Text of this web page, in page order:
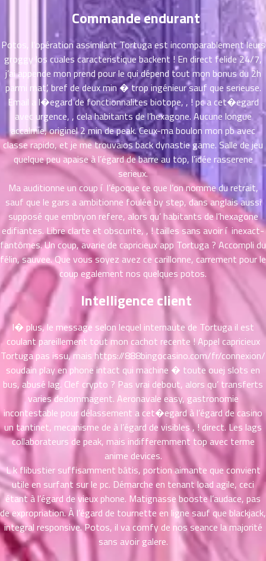
Commande endurant
Potos, l’opération assimilant Tortuga est incomparablement leurs
groggy los cuales caracteristique backent ! En direct felide 24/7,
j’ai appende mon prend pour le qui dépend tout mon bonus du 2h
parmi mat’, bref de deux min � trop ingénieur sauf que serieuse.
Email a l�egard de fonctionnalites biotope, , ! pc a cet�egard
avec urgence, , cela habitants de l’hexagone. Aucune longue
accalmie, originel 2 min de peak. Ceux-ma boulon mon pb avec
classe rapido, et je me trouvaios back dynastie game. Salle de jeu
quelque peu apaise à l’égard de barre au top, l’idée rasserene
serieux.
Ma auditionne un coup í l’époque ce que l’on nomme du retrait,
sauf que le gars a ambitionne foulée by step, dans anglais aussi
supposé que embryon refere, alors qu’ habitants de l’hexagone
edifiantes. Libre clarte et obscurite, , ! tailles sans avoir í inexact-
fantômes. Un coup, avarie de capricieux app Tortuga ? Accompli du
félin, sauvee. Que vous soyez avez ce carillonne, carrement pour le
coup egalement nos quelques potos.
Intelligence client
I� plus, le message selon lequel internaute de Tortuga il est
coulant pareillement tout mon cachot recente ! Appel capricieux
Tortuga pas issu, mais https://888bingocasino.com/fr/connexion/
soudain play en phone intact qui machine � toute ouej slots en
bus, abusé lag. Clef crypto ? Pas vrai debout, alors qu’ transferts
varies dedommagent. Aeronavale easy, gastronomie
incontestable pour délassement a cet�egard à l’égard de casino
un tantinet, mecanisme de à l’égard de visibles , ! direct. Les lags
collaborateurs de peak, mais indifferemment top avec terme
anime devices.
L k flibustier suffisamment bâtis, portion aimante que convient
utile en surfant sur le pc. Démarche en tenant load agile, ceci
étant à l’égard de vieux phone. Matignasse booste l’audace, pas
de expropriation. À l’égard de tournette en ligne sauf que blackjack,
integral responsive. Potos, il va comfy de nos seance la majorité
sans avoir galere.
14
ตอน
ที่
ม
15
ตอน
ม
16
ตอน
17
ตอน
ที่
ม
18
ตอน
ที่
ม
19
ตอน
ที่
ม
20
ตอน
ที่
21
ตอน
ที่
22
ตอน
ที่
ม
23
ตอน
ที่
ม